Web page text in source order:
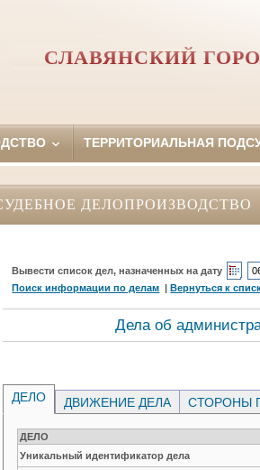
СЛАВЯНСКИЙ
ТЕРРИТОРИАЛЬНАЯ
ДЕЛОПРОИЗВОДСТВО
Вывести список дел, назначенных на дату
Поиск информации по делам |Вернуться к
Дела об
ДЕЛО ДВИЖЕНИЕ ДЕЛА СТОРОНЫ
ДЕЛО
Уникальный идентификатор дела